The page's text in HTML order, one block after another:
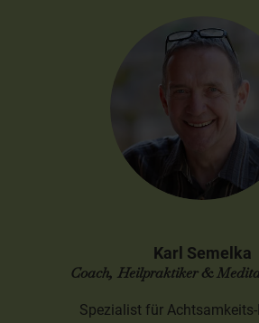
Karl Semelka
Coach, Heilpraktiker &
Spezialist für